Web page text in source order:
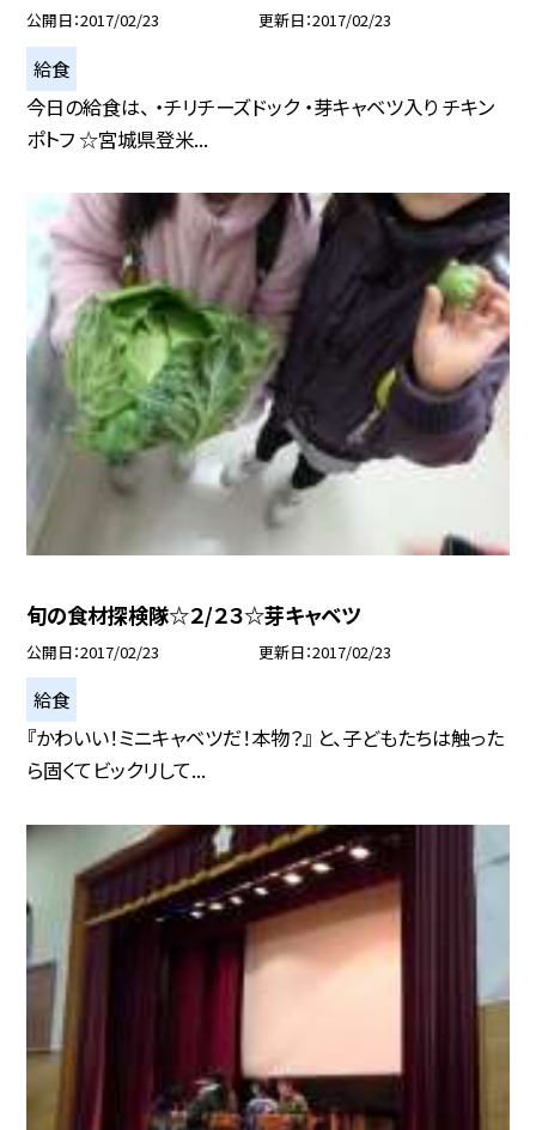
公開日 2017/02/23 更新日 2017/02/23
給食
今日の給食は、 ・チリチーズドック ・芽キャベツ入り チキン
ポトフ ☆宮城県登米...
旬の食材探検隊☆２/２３☆芽キャベツ
公開日 2017/02/23 更新日 2017/02/23
給食
『かわいい！ミニキャベツだ！本物？』 と、子どもたちは触った
ら固くてビックリして...